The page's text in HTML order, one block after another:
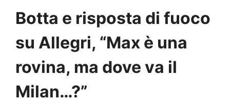
Botta e risposta di fuoco
su Allegri, “Max è una
rovina, ma dove va il
Milan…?”